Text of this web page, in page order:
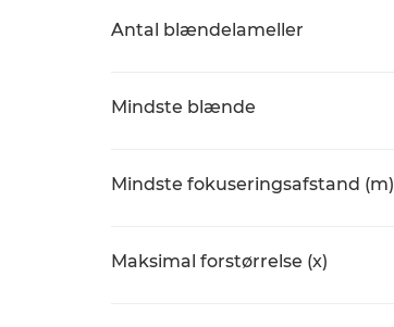
Antal blændelameller
Mindste blænde
Mindste fokuseringsafstand (m)
Maksimal forstørrelse (x)